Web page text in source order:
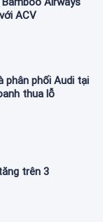
ACV
phân phối Audi tại
thua lỗ
trên 3